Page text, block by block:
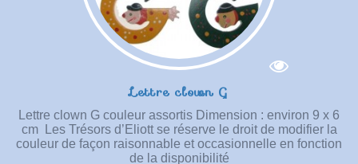
Lettre clown G
Lettre clown G couleur assortis Dimension : environ 9 x 6
cm Les Trésors d’Eliott se réserve le droit de modifier la
couleur de façon raisonnable et occasionnelle en fonction
de la disponibilité